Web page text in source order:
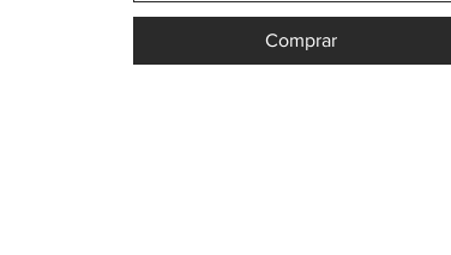
Mola: um quadro de tecido em
camadas. A técnica usada se chama de
"Apliqué Reverso". O Mola, quando
Comprar